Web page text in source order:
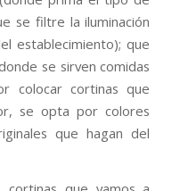
se filtre la iluminación
establecimiento); que
se sirven comidas
colocar cortinas que
se opta por colores
que hagan del